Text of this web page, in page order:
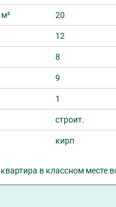
20
12
8
9
1
строит.
кирп
в классном месте